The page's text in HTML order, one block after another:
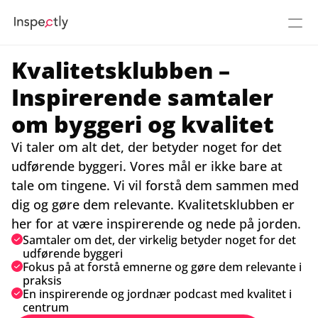
Priser
Om Inspectly
Karriere
Se 5 min demo
Login
Flow NY
Build
Demounivers
Kvalitetsklubben –
Inspirerende samtaler
om byggeri og kvalitet
Vi taler om alt det, der betyder noget for det
udførende byggeri. Vores mål er ikke bare at
tale om tingene. Vi vil forstå dem sammen med
dig og gøre dem relevante. Kvalitetsklubben er
her for at være inspirerende og nede på jorden.
Samtaler om det, der virkelig betyder noget for det
udførende byggeri
Fokus på at forstå emnerne og gøre dem relevante i
praksis
En inspirerende og jordnær podcast med kvalitet i
centrum